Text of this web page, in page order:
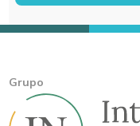
Grupo